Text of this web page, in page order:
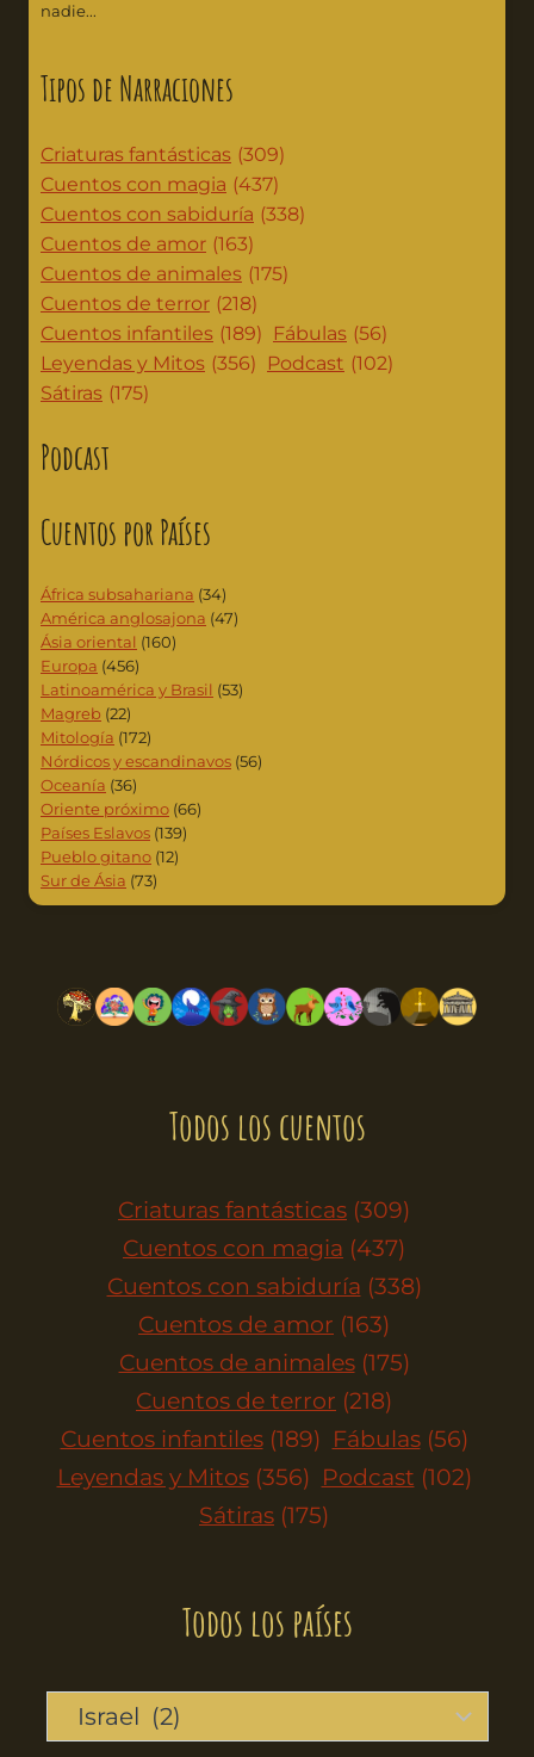
nadie...
Tipos de Narraciones
Criaturas fantásticas (309)
Cuentos con magia (437)
Cuentos con sabiduría (338)
Cuentos de amor (163)
Cuentos de animales (175)
Cuentos de terror (218)
Cuentos infantiles (189) Fábulas (56)
Leyendas y Mitos (356) Podcast (102)
Sátiras (175)
Podcast
Cuentos por Países
África subsahariana (34)
América anglosajona (47)
Ásia oriental (160)
Europa (456)
Latinoamérica y Brasil (53)
Magreb (22)
Mitología (172)
Nórdicos y escandinavos (56)
Oceanía (36)
Oriente próximo (66)
Países Eslavos (139)
Pueblo gitano (12)
Sur de Ásia (73)
Todos los cuentos
Criaturas fantásticas (309)
Cuentos con magia (437)
Cuentos con sabiduría (338)
Cuentos de amor (163)
Cuentos de animales (175)
Cuentos de terror (218)
Cuentos infantiles (189) Fábulas (56)
Leyendas y Mitos (356) Podcast (102)
Sátiras (175)
Todos los países